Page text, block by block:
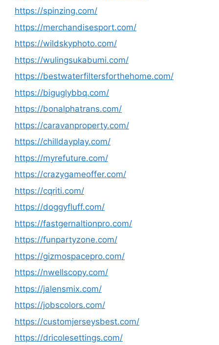
https://spinzing.com/
https://merchandisesport.com/
https://wildskyphoto.com/
https://wulingsukabumi.com/
https://bestwaterfiltersforthehome.com/
https://biguglybbq.com/
https://bonalphatrans.com/
https://caravanproperty.com/
https://chilldayplay.com/
https://myrefuture.com/
https://crazygameoffer.com/
https://cqriti.com/
https://doggyfluff.com/
https://fastgernaltionpro.com/
https://funpartyzone.com/
https://gizmospacepro.com/
https://nwellscopy.com/
https://jalensmix.com/
https://jobscolors.com/
https://customjerseysbest.com/
https://dricolesettings.com/